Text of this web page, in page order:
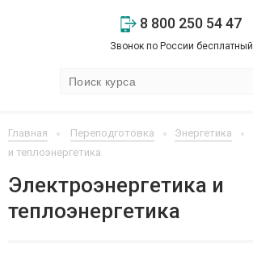
8 800 250 54 47
Звонок по России бесплатный
Главная Переподготовка Энергетика
и теплоэнергетика
Электроэнергетика и
теплоэнергетика